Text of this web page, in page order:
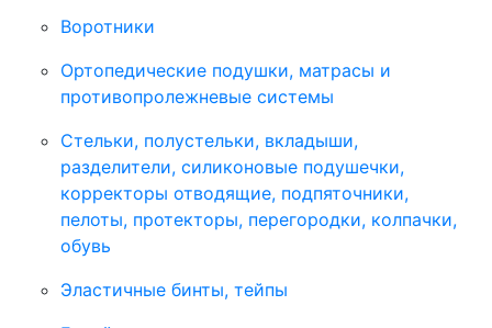
Воротники
Ортопедические подушки, матрасы и
противопролежневые системы
Стельки, полустельки, вкладыши,
разделители, силиконовые подушечки,
корректоры отводящие, подпяточники,
пелоты, протекторы, перегородки, колпачки,
обувь
Эластичные бинты, тейпы